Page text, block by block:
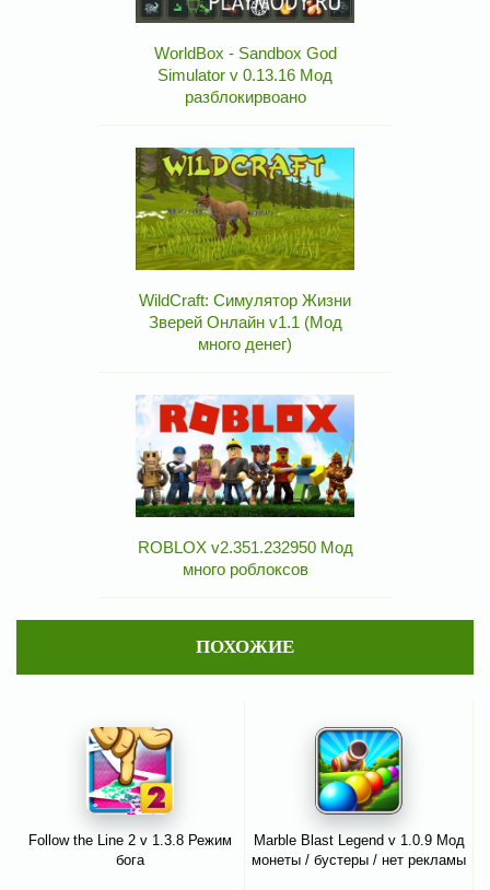
WorldBox - Sandbox God
Simulator v 0.13.16 Мод
разблокирвоано
WildCraft: Симулятор Жизни
Зверей Онлайн v1.1 (Мод
много денег)
ROBLOX v2.351.232950 Мод
много роблоксов
ПОХОЖИЕ
Follow the Line 2 v 1.3.8 Режим
бога
Marble Blast Legend v 1.0.9 Мод
монеты / бустеры / нет рекламы